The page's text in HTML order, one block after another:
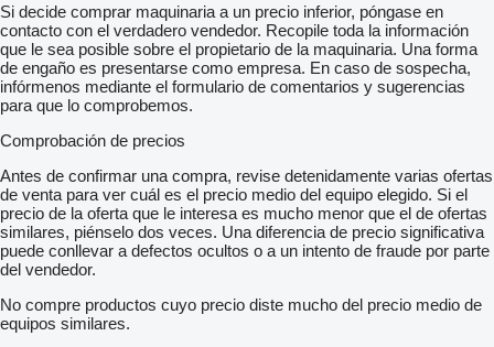
Si decide comprar maquinaria a un precio inferior, póngase en
contacto con el verdadero vendedor. Recopile toda la información
que le sea posible sobre el propietario de la maquinaria. Una forma
de engaño es presentarse como empresa. En caso de sospecha,
infórmenos mediante el formulario de comentarios y sugerencias
para que lo comprobemos.
Comprobación de precios
Antes de confirmar una compra, revise detenidamente varias ofertas
de venta para ver cuál es el precio medio del equipo elegido. Si el
precio de la oferta que le interesa es mucho menor que el de ofertas
similares, piénselo dos veces. Una diferencia de precio significativa
puede conllevar a defectos ocultos o a un intento de fraude por parte
del vendedor.
No compre productos cuyo precio diste mucho del precio medio de
equipos similares.